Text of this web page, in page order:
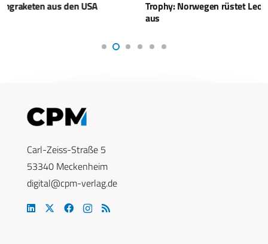
Trophy: Norwegen rüstet Leopard-2A8 mit Schutzsystem
Carl-Zeiss-Straße 5
53340 Meckenheim
digital@cpm-verlag.de